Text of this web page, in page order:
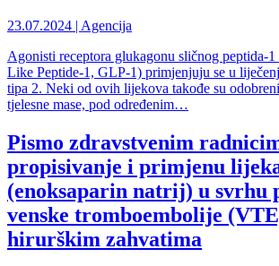
23.07.2024 | Agencija
Agonisti receptora glukagonu sličnog peptida-
Like Peptide-1, GLP-1) primjenjuju se u
tipa 2. Neki od ovih lijekova takođe su
tjelesne mase, pod određenim…
Pismo zdravstvenim
propisivanje i primjenu
(enoksaparin natrij) u svrhu
venske tromboembolije
hirurškim zahvatima